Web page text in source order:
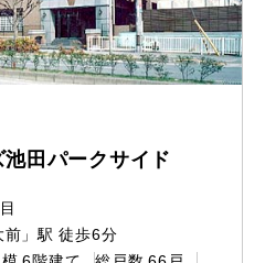
田パークサイド
前」駅 徒歩6分